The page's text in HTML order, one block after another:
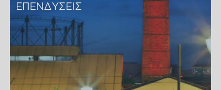
ΕΠΕΝΔΥΣΕΙΣ